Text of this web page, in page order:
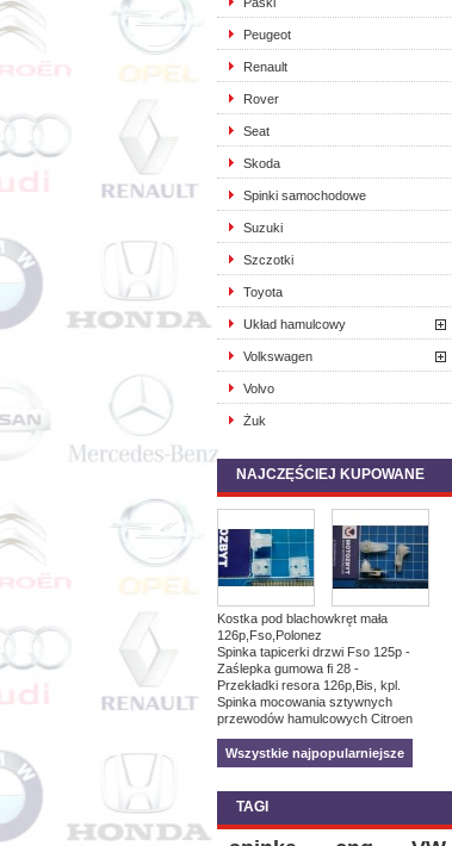
Peugeot
Renault
Rover
Seat
Skoda
Spinki samochodowe
Suzuki
Szczotki
Toyota
Układ hamulcowy
Volkswagen
Volvo
Żuk
NAJCZĘŚCIEJ KUPOWANE
Kostka pod blachowkręt mała
126p,Fso,Polonez
Spinka tapicerki drzwi Fso 125p -
Zaślepka gumowa fi 28 -
Przekładki resora 126p,Bis, kpl.
Spinka mocowania sztywnych
przewodów hamulcowych Citroen
Wszystkie najpopularniejsze
TAGI